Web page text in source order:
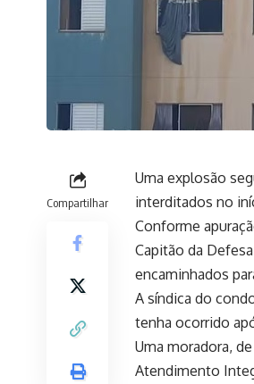
Compartilhar
Uma explosão
interditados no
Conforme
Capitão da
encaminhados
A síndica do
tenha ocorrido
Uma moradora,
Atendimento